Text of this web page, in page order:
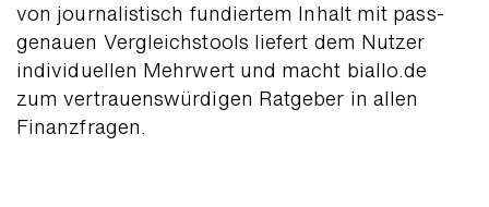
von journa­listisch fundiertem Inhalt mit pass­
genauen Vergleichs­tools liefert dem Nutzer
indivi­duellen Mehr­wert und macht biallo.de
zum vertrauens­würdigen Ratgeber in allen
Finanz­fragen.